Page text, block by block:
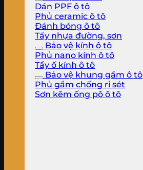
Dán PPF ô tô
Phủ ceramic ô tô
Đánh bóng ô tô
Tẩy nhựa đường, sơn
Bảo vệ kính ô tô
Phủ nano kính ô tô
Tẩy ố kính ô tô
Bảo vệ khung gầm ô tô
Phủ gầm chống rỉ sét
Sơn kẽm ống pô ô tô